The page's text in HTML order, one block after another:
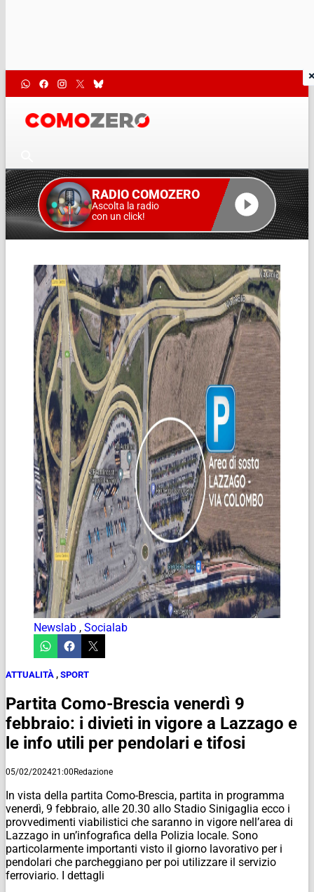
RADIO COMOZERO
Ascolta la radio
con un click!
Newslab , Socialab
ATTUALITÀ , SPORT
Partita Como-Brescia venerdì 9
febbraio: i divieti in vigore a Lazzago e
le info utili per pendolari e tifosi
05/02/202421:00Redazione
In vista della partita Como-Brescia, partita in programma
venerdì, 9 febbraio, alle 20.30 allo Stadio Sinigaglia ecco i
provvedimenti viabilistici che saranno in vigore nell’area di
Lazzago in un’infografica della Polizia locale. Sono
particolarmente importanti visto il giorno lavorativo per i
pendolari che parcheggiano per poi utilizzare il servizio
ferroviario. I dettagli